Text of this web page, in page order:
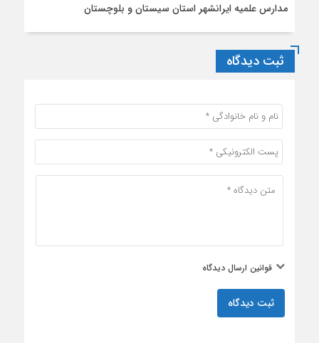
مدارس علمیه ایرانشهر استان سیستان و بلوچستان
ثبت دیدگاه
قوانین ارسال دیدگاه
ثبت دیدگاه